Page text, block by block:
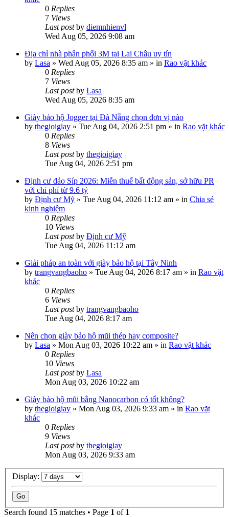
0 Replies
7 Views
Last postby diemnhienvl
Wed Aug 05, 2026 9:08 am
Địa chỉ nhà phân phối 3M tại Lai Châu uy tín
by Lasa » Wed Aug 05, 2026 8:35 am » in Rao vặt khác
0 Replies
7 Views
Last postby Lasa
Wed Aug 05, 2026 8:35 am
Giày bảo hộ Jogger tại Đà Nẵng chọn đơn vị nào
by thegioigiay » Tue Aug 04, 2026 2:51 pm » in Rao vặt khác
0 Replies
8 Views
Last postby thegioigiay
Tue Aug 04, 2026 2:51 pm
Định cư đảo Síp 2026: Miễn thuế bất động sản, sở hữu PR
với chi phí từ 9.6 tỷ
by Định cư Mỹ » Tue Aug 04, 2026 11:12 am » in Chia sẻ
kinh nghiệm
0 Replies
10 Views
Last postby Định cư Mỹ
Tue Aug 04, 2026 11:12 am
Giải pháp an toàn với giày bảo hộ tại Tây Ninh
by trangvangbaoho » Tue Aug 04, 2026 8:17 am » in Rao vặt
khác
0 Replies
6 Views
Last postby trangvangbaoho
Tue Aug 04, 2026 8:17 am
Nên chọn giày bảo hộ mũi thép hay composite?
by Lasa » Mon Aug 03, 2026 10:22 am » in Rao vặt khác
0 Replies
10 Views
Last postby Lasa
Mon Aug 03, 2026 10:22 am
Giày bảo hộ mũi bằng Nanocarbon có tốt không?
by thegioigiay » Mon Aug 03, 2026 9:33 am » in Rao vặt
khác
0 Replies
9 Views
Last postby thegioigiay
Mon Aug 03, 2026 9:33 am
Display:
Search found 15 matches • Page 1 of 1